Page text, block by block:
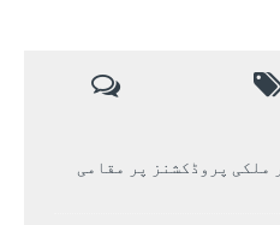
ملکی پروڈکشنز پر مقامی